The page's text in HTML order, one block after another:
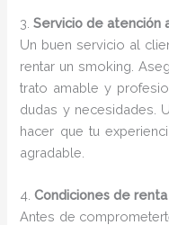
3.Servicio de atención
Un buen servicio al
rentar un smoking.
trato amable y
dudas y necesidades.
hacer que tu
agradable.
4.Condiciones de
Antes de